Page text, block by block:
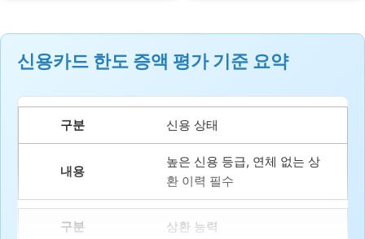
신용카드 한도 증액 평가 기준 요약
신용 상태
높은 신용 등급, 연체 없는 상
환 이력 필수
상환 능력